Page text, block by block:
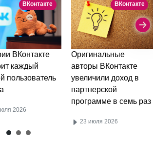
ВКонтакте
ВКонтакте
каждый
пользователь
2026
ВКонтакте
Оригинальные
авторы ВКонтакте
увеличили доход в
партнерской
программе в семь раз
23 июля 2026